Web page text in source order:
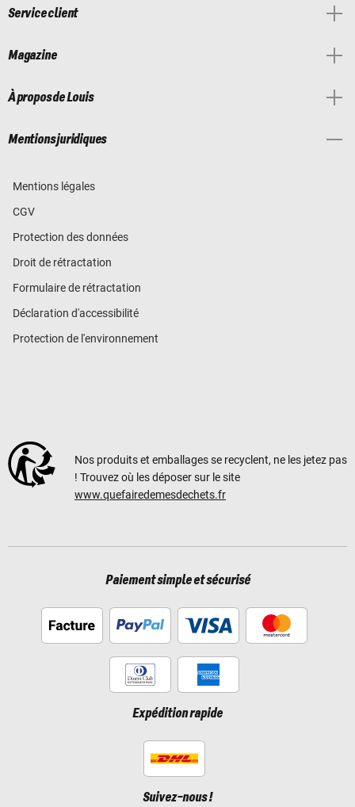
Service client
Magazine
À propos de Louis
Mentions juridiques
Mentions légales
CGV
Protection des données
Droit de rétractation
Formulaire de rétractation
Déclaration d'accessibilité
Protection de l'environnement
Nos produits et emballages se recyclent, ne les jetez pas
! Trouvez où les déposer sur le site
www.quefairedemesdechets.fr
Paiement simple et sécurisé
Expédition rapide
Suivez-nous !